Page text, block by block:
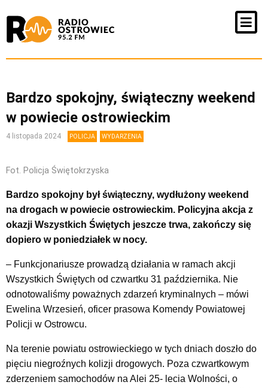
Bardzo spokojny, świąteczny weekend
w powiecie ostrowieckim
4 listopada 2024 POLICJA WYDARZENIA
Fot. Policja Świętokrzyska
Bardzo spokojny był świąteczny, wydłużony weekend
na drogach w powiecie ostrowieckim. Policyjna akcja z
okazji Wszystkich Świętych jeszcze trwa, zakończy się
dopiero w poniedziałek w nocy.
– Funkcjonariusze prowadzą działania w ramach akcji
Wszystkich Świętych od czwartku 31 października. Nie
odnotowaliśmy poważnych zdarzeń kryminalnych – mówi
Ewelina Wrzesień, oficer prasowa Komendy Powiatowej
Policji w Ostrowcu.
Na terenie powiatu ostrowieckiego w tych dniach doszło do
pięciu niegroźnych kolizji drogowych. Poza czwartkowym
zderzeniem samochodów na Alei 25- lecia Wolności, o